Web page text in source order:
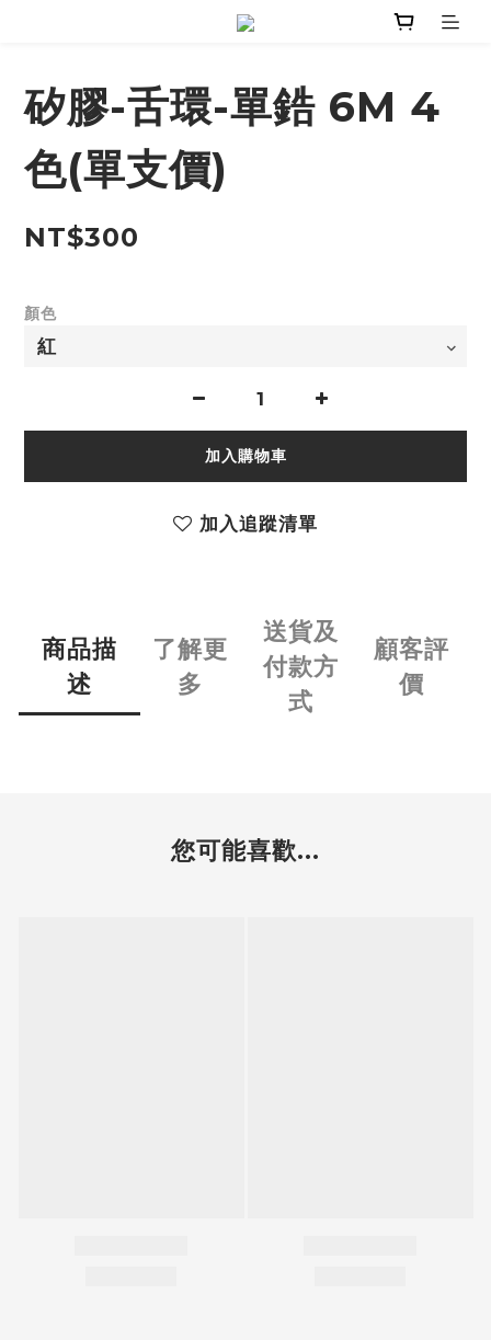
矽膠-舌環-單鋯 6M 4
色(單支價)
NT$300
顏色
加入購物車
加入追蹤清單
商品描
述
了解更
多
送貨及
付款方
式
顧客評
價
您可能喜歡...